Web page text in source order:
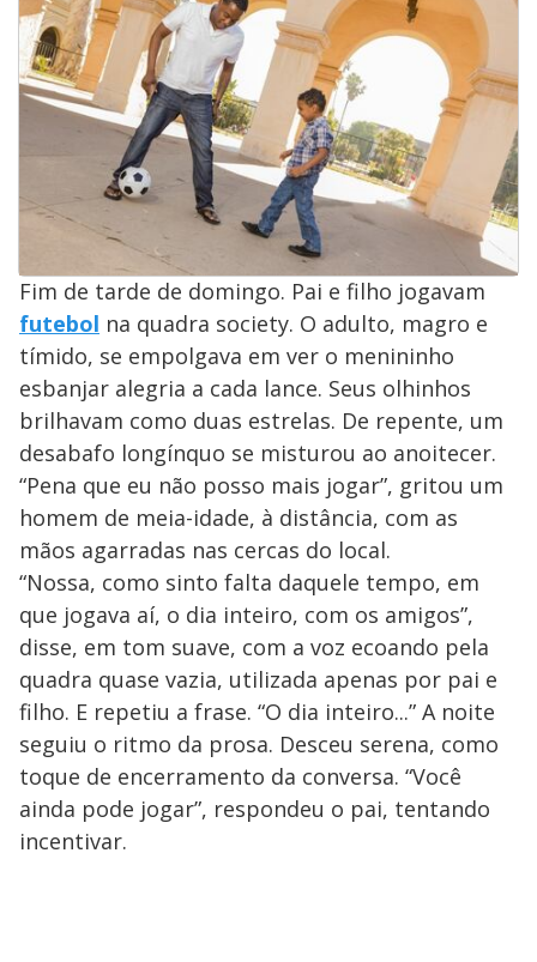
Fim de tarde de domingo. Pai e filho jogavam
futebol na quadra society. O adulto, magro e
tímido, se empolgava em ver o menininho
esbanjar alegria a cada lance. Seus olhinhos
brilhavam como duas estrelas. De repente, um
desabafo longínquo se misturou ao anoitecer.
“Pena que eu não posso mais jogar”, gritou um
homem de meia-idade, à distância, com as
mãos agarradas nas cercas do local.
“Nossa, como sinto falta daquele tempo, em
que jogava aí, o dia inteiro, com os amigos”,
disse, em tom suave, com a voz ecoando pela
quadra quase vazia, utilizada apenas por pai e
filho. E repetiu a frase. “O dia inteiro...” A noite
seguiu o ritmo da prosa. Desceu serena, como
toque de encerramento da conversa. “Você
ainda pode jogar”, respondeu o pai, tentando
incentivar.